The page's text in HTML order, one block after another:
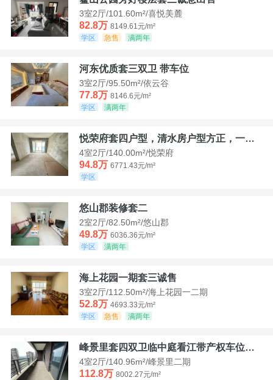
3室2厅/101.60m²/喜悦美麓
82.8万 8149.61元/m²
学区
急售 满两年
河东优质套三双卫 带车位
3室2厅/95.50m²/依云谷
77.8万 8146.6元/m²
学区
满两年
悦荣府套四户型，清水房户型方正，一口价94，8
4室2厅/140.00m²/悦荣府
94.8万 6771.43元/m²
学区
悠山郡装修套二
2室2厅/82.50m²/悠山郡
49.8万 6036.36元/m²
学区
满两年
海上花园一期套三诚售
3室2厅/112.50m²/海上花园一二期
52.8万 4693.33元/m²
学区
急售 满两年
峰景里套四双卫临中庭看江带产权车位诚售
4室2厅/140.96m²/峰景里二期
112.8万 8002.27元/m²